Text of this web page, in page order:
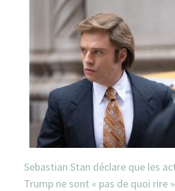
Sebastian Stan déclare que les
Trump ne sont « pas de quoi rire